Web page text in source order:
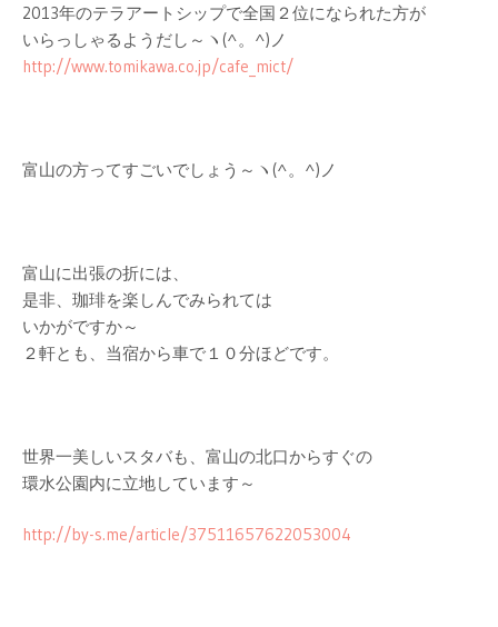
2013年のテラアートシップで全国２位になられた方が
いらっしゃるようだし～ヽ(^。^)ノ
http://www.tomikawa.co.jp/cafe_mict/
富山の方ってすごいでしょう～ヽ(^。^)ノ
富山に出張の折には、
是非、珈琲を楽しんでみられては
いかがですか～
２軒とも、当宿から車で１０分ほどです。
世界一美しいスタバも、富山の北口からすぐの
環水公園内に立地しています～
http://by-s.me/article/37511657622053004